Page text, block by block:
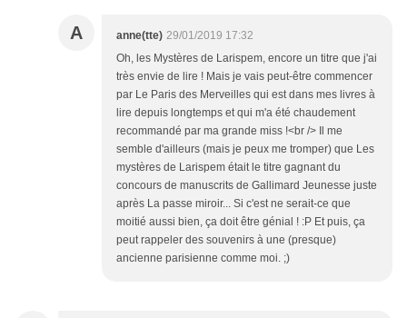
A anne(tte) 29/01/2019 17:32
Oh, les Mystères de Larispem, encore un titre que j'ai
très envie de lire ! Mais je vais peut-être commencer
par Le Paris des Merveilles qui est dans mes livres à
lire depuis longtemps et qui m'a été chaudement
recommandé par ma grande miss !<br /> Il me
semble d'ailleurs (mais je peux me tromper) que Les
mystères de Larispem était le titre gagnant du
concours de manuscrits de Gallimard Jeunesse juste
après La passe miroir... Si c'est ne serait-ce que
moitié aussi bien, ça doit être génial ! :P Et puis, ça
peut rappeler des souvenirs à une (presque)
ancienne parisienne comme moi. ;)